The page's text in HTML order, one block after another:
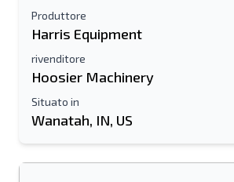
Produttore
Harris Equipment
rivenditore
Hoosier Machinery
Situato in
Wanatah, IN, US